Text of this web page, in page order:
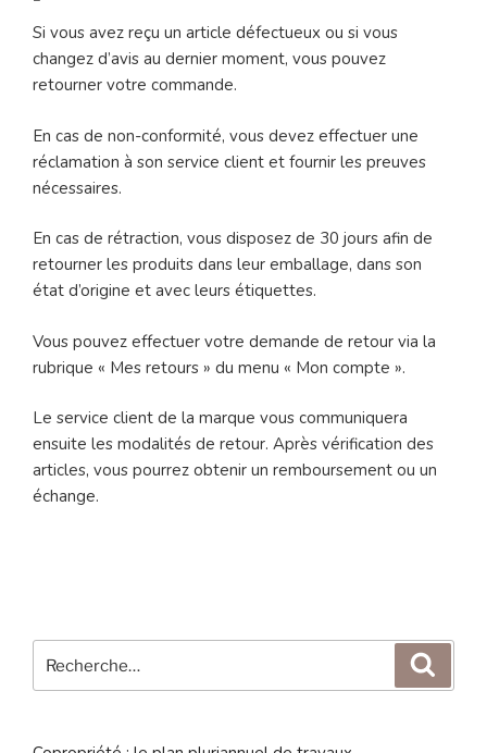
Si vous avez reçu un article défectueux ou si vous
changez d’avis au dernier moment, vous pouvez
retourner votre commande.
En cas de non-conformité, vous devez effectuer une
réclamation à son service client et fournir les preuves
nécessaires.
En cas de rétraction, vous disposez de 30 jours afin de
retourner les produits dans leur emballage, dans son
état d’origine et avec leurs étiquettes.
Vous pouvez effectuer votre demande de retour via la
rubrique « Mes retours » du menu « Mon compte ».
Le service client de la marque vous communiquera
ensuite les modalités de retour. Après vérification des
articles, vous pourrez obtenir un remboursement ou un
échange.
pour